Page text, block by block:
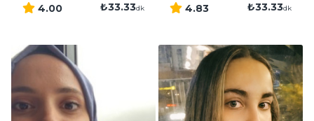
4.00
₺33.33dk
4.83
₺33.33dk